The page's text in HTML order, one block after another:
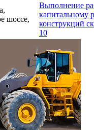
шоссе,
Выполнение
капитальному
конструкций
10